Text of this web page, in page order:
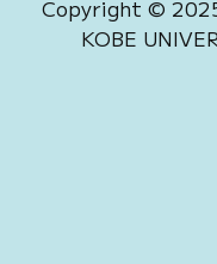
Copyright © 2025
KOBE